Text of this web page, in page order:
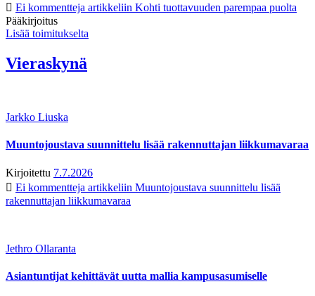
Ei kommentteja artikkeliin Kohti tuottavuuden parempaa puolta
Pääkirjoitus
Lisää toimitukselta
Vieraskynä
Jarkko Liuska
Muuntojoustava suunnittelu lisää rakennuttajan liikkumavaraa
Kirjoitettu 7.7.2026
Ei kommentteja artikkeliin Muuntojoustava suunnittelu lisää
rakennuttajan liikkumavaraa
Jethro Ollaranta
Asiantuntijat kehittävät uutta mallia kampusasumiselle